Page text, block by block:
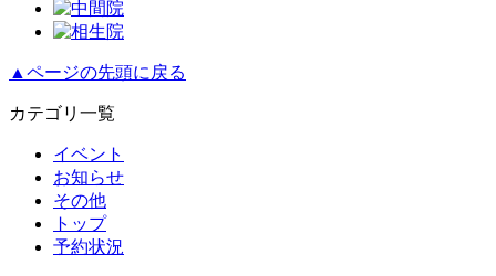
▲ページの先頭に戻る
カテゴリ一覧
イベント
お知らせ
その他
トップ
予約状況